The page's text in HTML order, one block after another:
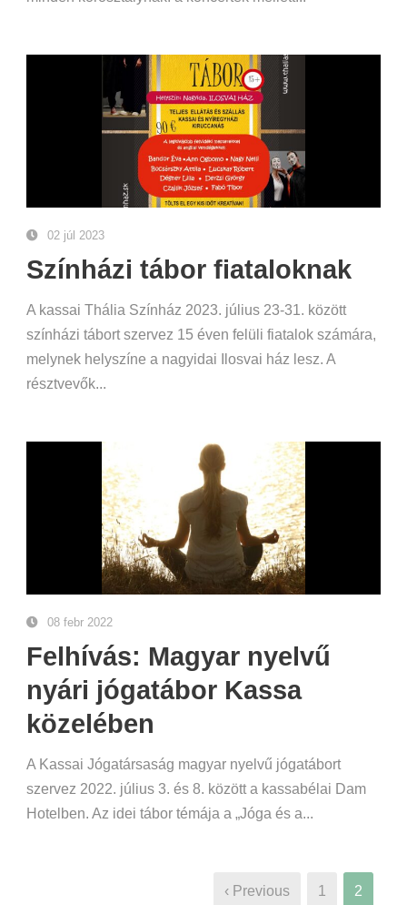
02 júl 2023
Színházi tábor fiataloknak
A kassai Thália Színház 2023. július 23-31. között
színházi tábort szervez 15 éven felüli fiatalok számára,
melynek helyszíne a nagyidai Ilosvai ház lesz. A
résztvevők...
08 febr 2022
Felhívás: Magyar nyelvű
nyári jógatábor Kassa
közelében
A Kassai Jógatársaság magyar nyelvű jógatábort
szervez 2022. július 3. és 8. között a kassabélai Dam
Hotelben. Az idei tábor témája a „Jóga és a...
‹ Previous 1 2